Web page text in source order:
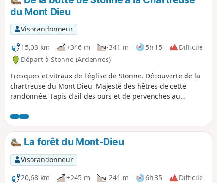
des tonnes d'explosifs afin de causer d'importants dégâts
en surface avant de lancer un assaut.
du Mont Dieu
Visorandonneur
15,03 km
+346 m -341 m 5h 15
Difficile
Départ à Stonne (Ardennes)
Fresques et vitraux de l'église de Stonne. Découverte de la
chartreuse du Mont Dieu. Majesté des hêtres de cette
randonnée. Tapis d'ail des ours et de pervenches au
de la butte de Stonne. Cette randonnée très variée
s'adresse à des randonneurs expérimentés. Il faut suivre
plusieurs fois des petites sentes peu marquées au sol,
d'autre part le terrain peut être glissant en temps de pluie,
à certains endroits.
La forêt du Mont-Dieu
Visorandonneur
20,68 km
+245 m -241 m 6h 35
Difficile